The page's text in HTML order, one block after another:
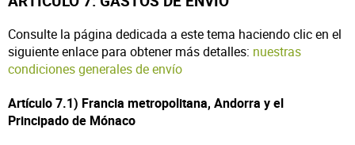
Consulte la página dedicada a este tema haciendo clic en el
siguiente enlace para obtener más detalles: nuestras
condiciones generales de envío
Artículo 7.1) Francia metropolitana, Andorra y el
Principado de Mónaco